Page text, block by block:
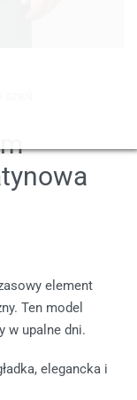
element
Ten model
w upalne dni.
elegancka i